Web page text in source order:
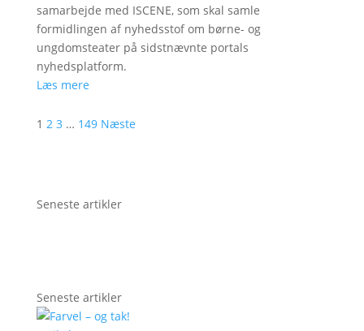
samarbejde med ISCENE, som skal samle
formidlingen af nyhedsstof om børne- og
ungdomsteater på sidstnævnte portals
nyhedsplatform.
Læs mere
1 2 3 … 149 Næste
Seneste artikler
Seneste artikler